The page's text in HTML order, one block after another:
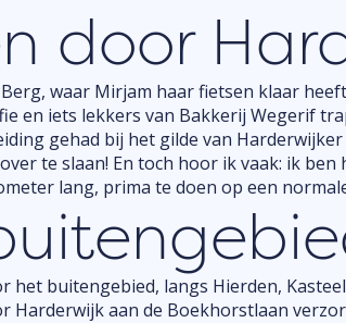
door
waar Mirjam haar fietsen klaar
en iets lekkers van Bakkerij Wegerif
gehad bij het gilde van
te slaan! En toch hoor ik vaak: ik
lang, prima te doen op een
buitengebied, langs Hierden,
Harderwijk aan de Boekhorstlaan